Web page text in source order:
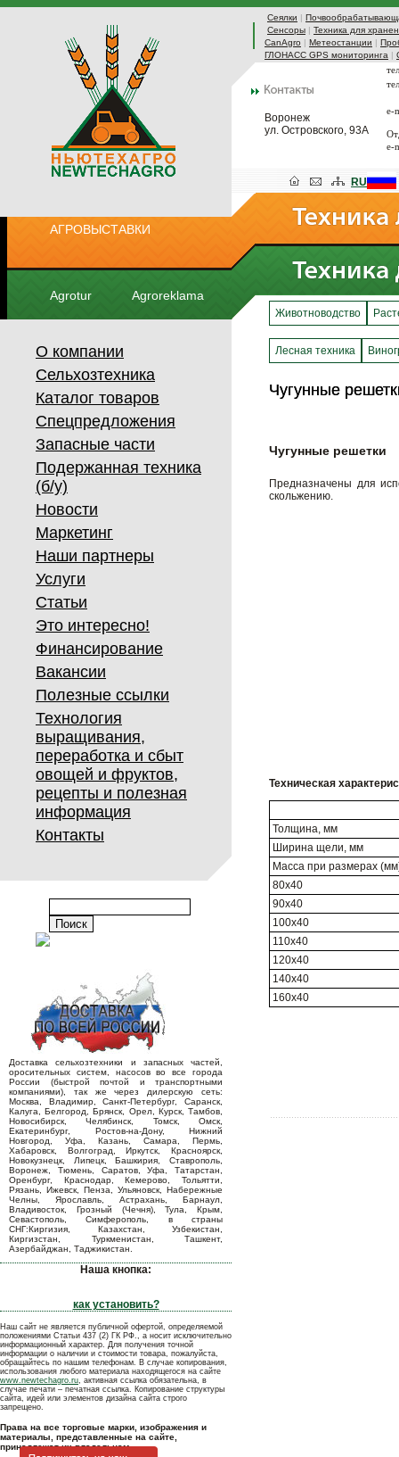
Сеялки |
Сенсоры | Техника для
CanAgro | Метеостанции |
ГЛОНАСС GPS мониторинга |
Воронеж
ул. Островского, 93А
e-
e-
АГРОВЫСТАВКИ
Agrotur Agroreklama
RU
О компании
Сельхозтехника
Каталог товаров
Спецпредложения
Запасные части
Подержанная техника
(б/у)
Новости
Маркетинг
Наши партнеры
Услуги
Статьи
Это интересно!
Финансирование
Вакансии
Полезные ссылки
Технология
выращивания,
переработка и сбыт
овощей и фруктов,
рецепты и полезная
информация
Контакты
Доставка сельхозтехники и запасных частей,
оросительных систем, насосов во все города
России (быстрой почтой и транспортными
компаниями), так же через дилерскую сеть:
Москва, Владимир, Санкт-Петербург, Саранск,
Калуга, Белгород, Брянск, Орел, Курск, Тамбов,
Новосибирск, Челябинск, Томск, Омск,
Екатеринбург, Ростов-на-Дону, Нижний
Новгород, Уфа, Казань, Самара, Пермь,
Хабаровск, Волгоград, Иркутск, Красноярск,
Новокузнецк, Липецк, Башкирия, Ставрополь,
Воронеж, Тюмень, Саратов, Уфа, Татарстан,
Оренбург, Краснодар, Кемерово, Тольятти,
Рязань, Ижевск, Пенза, Ульяновск, Набережные
Челны, Ярославль, Астрахань, Барнаул,
Владивосток, Грозный (Чечня), Тула, Крым,
Севастополь, Симферополь, в страны
СНГ:Киргизия, Казахстан, Узбекистан,
Киргизстан, Туркменистан, Ташкент,
Азербайджан, Таджикистан.
Наша кнопка:
как установить?
Наш сайт не является публичной офертой, определяемой
положениями Статьи 437 (2) ГК РФ., а носит исключительно
информационный характер. Для получения точной
информации о наличии и стоимости товара, пожалуйста,
обращайтесь по нашим телефонам. В случае копирования,
использования любого материала находящегося на сайте
www.newtechagro.ru, активная ссылка обязательна, в
случае печати – печатная ссылка. Копирование структуры
сайта, идей или элементов дизайна сайта строго
запрещено.
Права на все торговые марки, изображения и
материалы, представленные на сайте,
принадлежат их владельцам.
Животноводство
Лесная техника
Чугунные
Чугунные
Чугунные решетки
Предназначены для
скольжению.
Техническая
Толщина, мм
Ширина щели, мм
Масса при размерах
80х40
90х40
100х40
110х40
120х40
140х40
160х40